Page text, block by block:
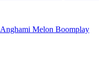
Anghami Melon Boomplay